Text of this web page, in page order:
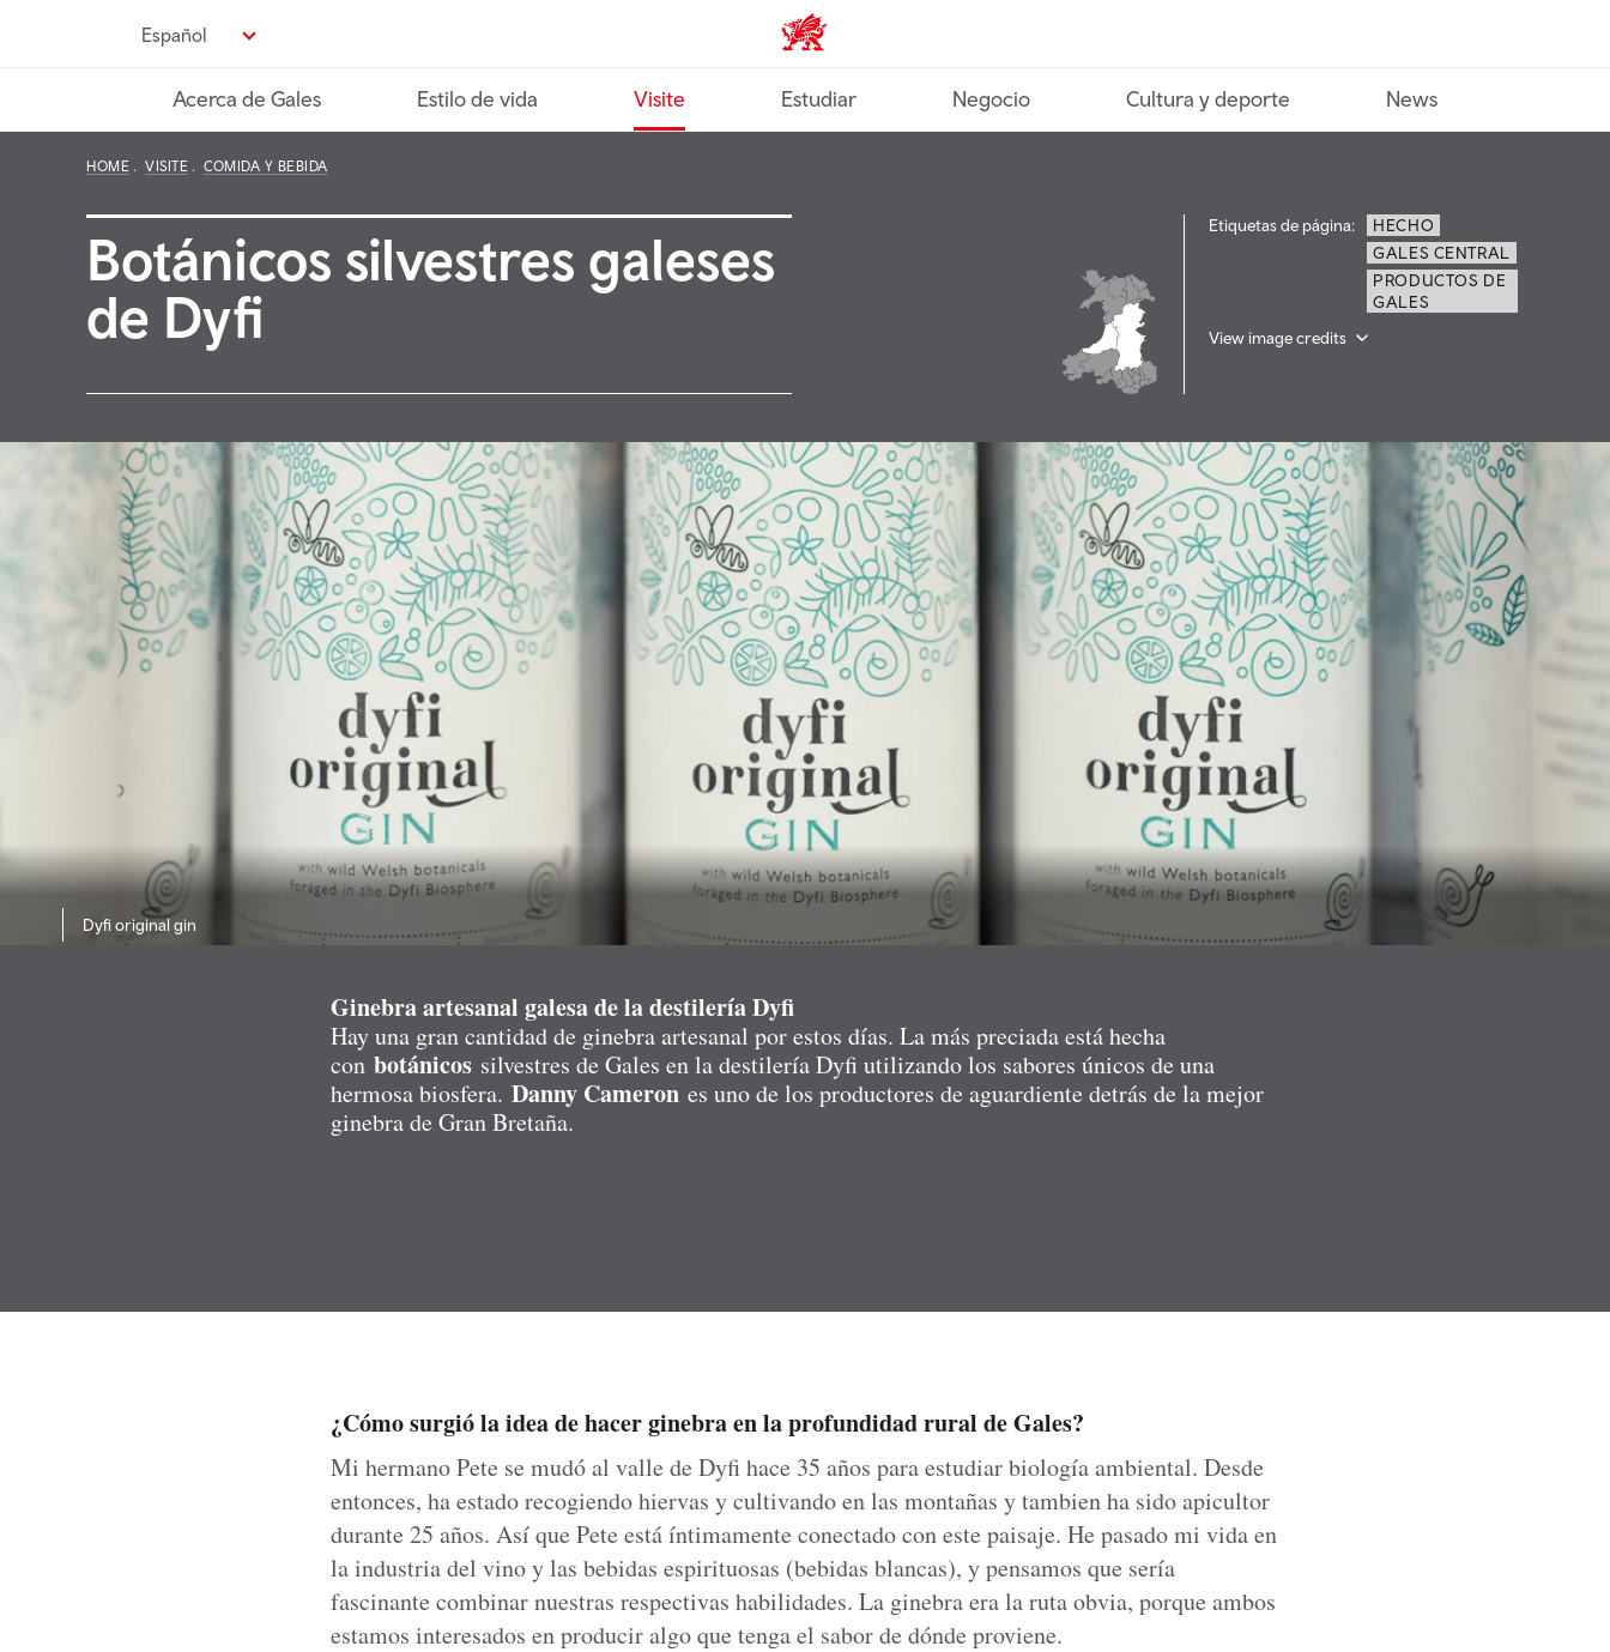
Español Wales home
Acerca de Gales Estilo de vida Visite Estudiar Negocio Cultura y deporte News
HOME VISITE COMIDA Y BEBIDA
Botánicos silvestres galeses
de Dyfi
Etiquetas de página:
HECHO
GALES CENTRAL
PRODUCTOS DE
GALES
View image credits
Dyfi original gin
Ginebra artesanal galesa de la destilería Dyfi
Hay una gran cantidad de ginebra artesanal por estos días. La más preciada está hecha
con botánicossilvestres de Gales en la destilería Dyfi utilizando los sabores únicos de una
hermosa biosfera. Danny Camerones uno de los productores de aguardiente detrás de la mejor
ginebra de Gran Bretaña.
¿Cómo surgió la idea de hacer ginebra en la profundidad rural de Gales?
Mi hermano Pete se mudó al valle de Dyfi hace 35 años para estudiar biología ambiental. Desde
entonces, ha estado recogiendo hiervas y cultivando en las montañas y tambien ha sido apicultor
durante 25 años. Así que Pete está íntimamente conectado con este paisaje. He pasado mi vida en
la industria del vino y las bebidas espirituosas (bebidas blancas), y pensamos que sería
fascinante combinar nuestras respectivas habilidades. La ginebra era la ruta obvia, porque ambos
estamos interesados ​​en producir algo que tenga el sabor de dónde proviene.